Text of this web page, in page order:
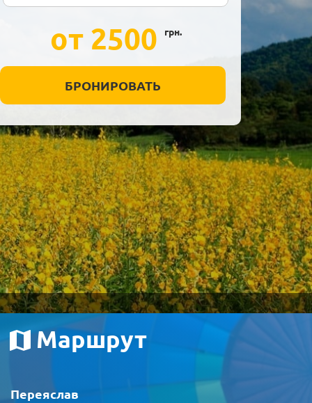
от 2500 грн.
Маршрут
Переяслав